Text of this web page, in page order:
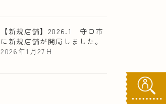
【新規店舗】2026.1 守口市
に新規店舗が開局しました。
2026年1月27日